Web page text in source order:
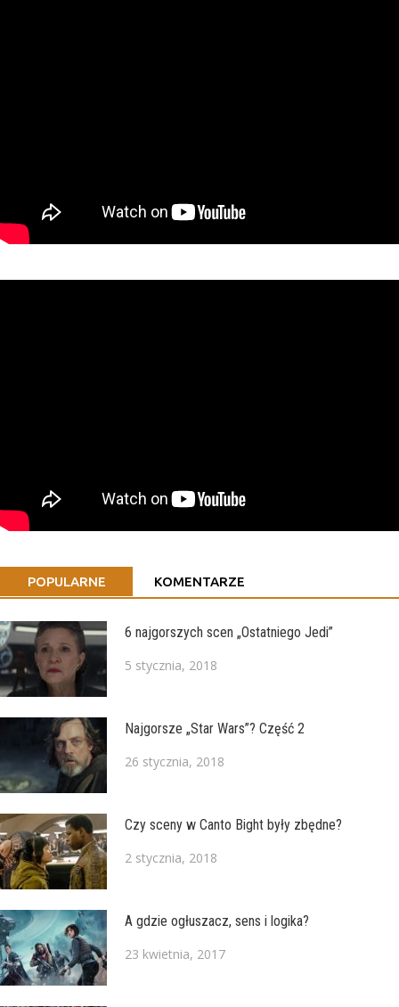
POPULARNE KOMENTARZE
6 najgorszych scen „Ostatniego Jedi”
5 stycznia, 2018
Najgorsze „Star Wars”? Część 2
26 stycznia, 2018
Czy sceny w Canto Bight były zbędne?
2 stycznia, 2018
A gdzie ogłuszacz, sens i logika?
23 kwietnia, 2017